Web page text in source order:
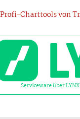
Profi-Charttools von
Serviceware über